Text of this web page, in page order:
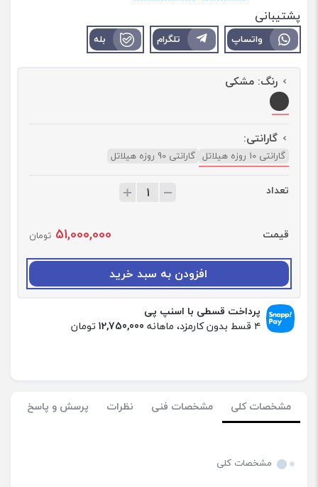
پشتیبانی
واتساپ تلگرام بله
رنگ: مشکی
گارانتی:
گارانتی 10 روزه هیلاتل گارانتی 90 روزه هیلاتل
تعداد
:
م
ی
ک
ر
ق
قیمت 51,000,000 تومان
افزودن به سبد خرید
پرداخت قسطی با اسنپ پی
۴ قسط بدون کارمزد، ماهانه
12,750,000 تومان
مشخصات کلی مشخصات فنی نظرات پرسش و پاسخ
مشخصات کلی